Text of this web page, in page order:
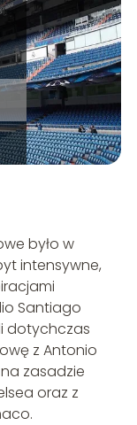
było w
intensywne,
Santiago
dotychczas
z Antonio
zasadzie
oraz z